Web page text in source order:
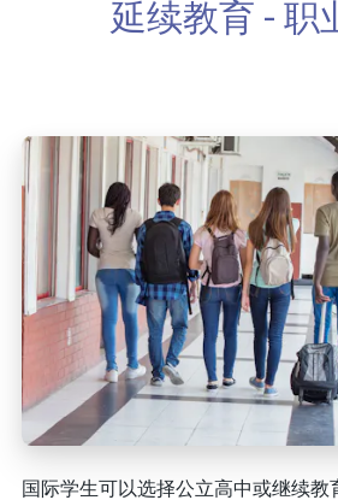
延续教育 - 职
国际学生可以选择公立高中或继续教